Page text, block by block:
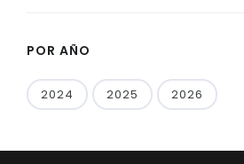
POR AÑO
2024 2025 2026